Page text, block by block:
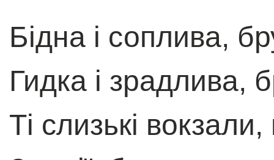
Бiдна i соплива,
Гидка i зрадлива,
Тi слизькi